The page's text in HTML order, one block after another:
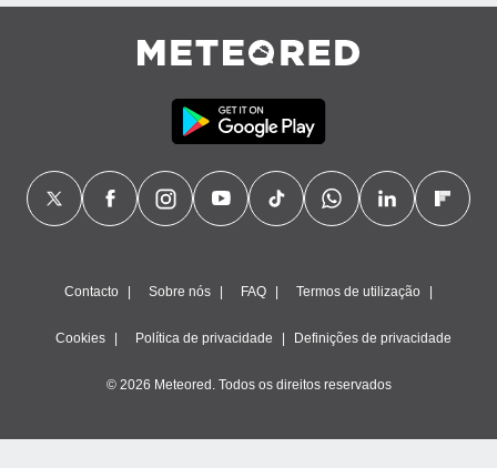
Contacto Sobre nós FAQ Termos de utilização
Cookies Política de privacidade Definições de privacidade
© 2026 Meteored. Todos os direitos reservados